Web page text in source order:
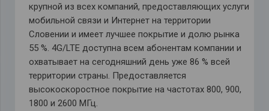
крупной из всех компаний, предоставляющих услуги
мобильной связи и Интернет на территории
Словении и имеет лучшее покрытие и долю рынка
55 %. 4G/LTE доступна всем абонентам компании и
охватывает на сегодняшний день уже 86 % всей
территории страны. Предоставляется
высокоскоростное покрытие на частотах 800, 900,
1800 и 2600 МГц.